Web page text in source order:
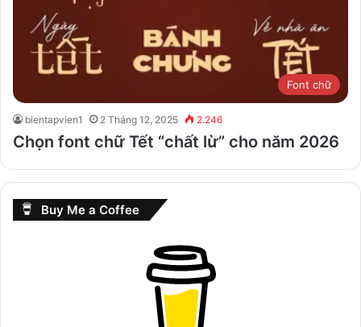
Font chữ
bientapvien1 2 Tháng 12, 2025 2.246
Chọn font chữ Tết “chất lừ” cho năm 2026
Buy Me a Coffee